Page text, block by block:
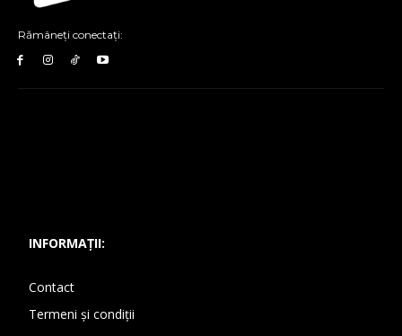
Rămâneți conectați:
INFORMAȚII:
Contact
Termeni și condiții